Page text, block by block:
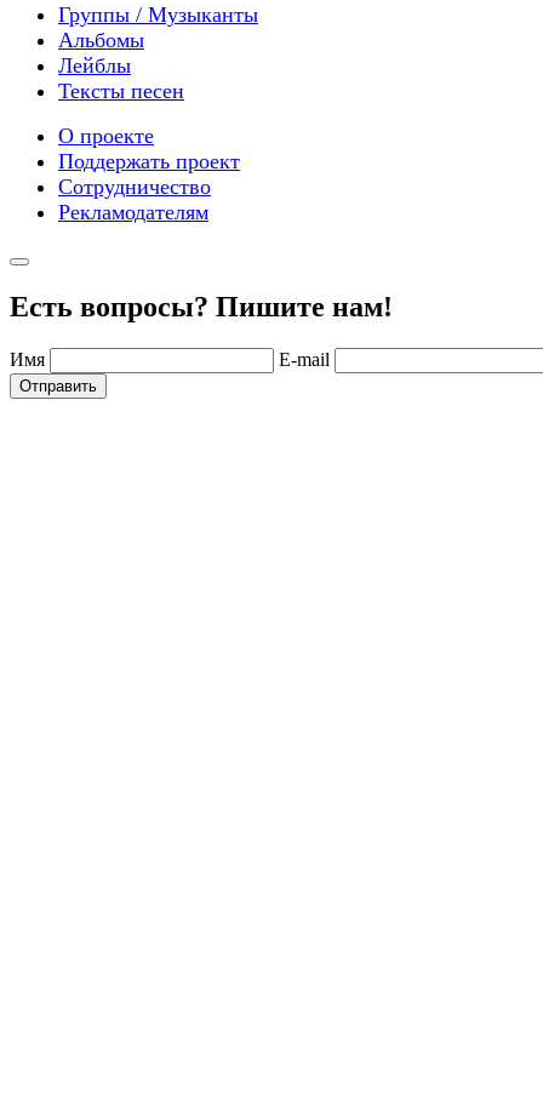
Группы / Музыканты
Альбомы
Лейблы
Тексты песен
О проекте
Поддержать проект
Сотрудничество
Рекламодателям
Есть вопросы? Пишите нам!
Имя E-mail